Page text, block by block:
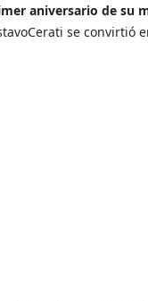
aniversario de su
se convirtió